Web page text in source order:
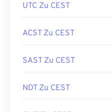
UTC Zu CEST
ACST Zu CEST
SAST Zu CEST
NDT Zu CEST